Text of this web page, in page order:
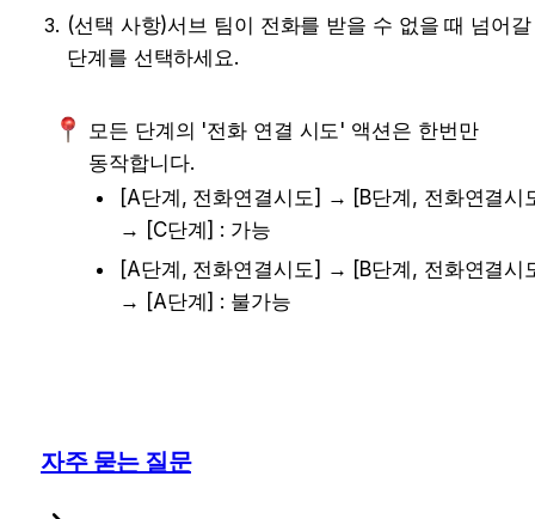
(선택 사항)서브 팀이 전화를 받을 수 없을 때 넘어갈
단계를 선택하세요.
모든 단계의 '전화 연결 시도' 액션은 한번만
동작합니다.
[A단계, 전화연결시도] → [B단계, 전화연결시
→ [C단계] : 가능
[A단계, 전화연결시도] → [B단계, 전화연결시
→ [A단계] : 불가능
자주 묻는 질문